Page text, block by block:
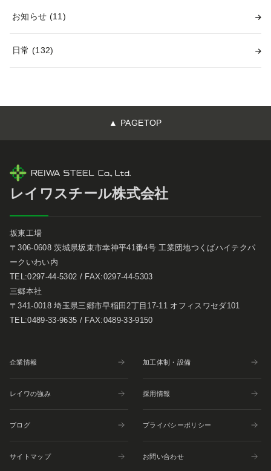
お知らせ (11)
日常(132)
▲ PAGETOP
レイワスチール株式会社
坂東工場
〒306-0608 茨城県坂東市幸神平41番4号 工業団地つくばハイテクパ
ークいわい内
TEL:0297-44-5302 / FAX:0297-44-5303
三郷本社
〒341-0018 埼玉県三郷市早稲田2丁目17-11 オフィスワセダ101
TEL:0489-33-9635 / FAX:0489-33-9150
企業情報 加工体制・設備
レイワの強み 採用情報
ブログ プライバシーポリシー
サイトマップ お問い合わせ